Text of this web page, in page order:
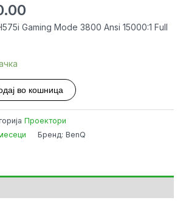
Gaming Mode 3800 Ansi 15000:1 Full
во кошница
Проектори
Бренд: BenQ